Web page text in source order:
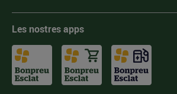
Les nostres apps